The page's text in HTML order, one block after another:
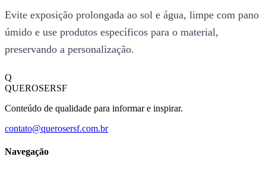
Evite exposição prolongada ao sol e água, limpe com pano
úmido e use produtos específicos para o material,
preservando a personalização.
Q
QUEROSERSF
Conteúdo de qualidade para informar e inspirar.
contato@querosersf.com.br
Navegação